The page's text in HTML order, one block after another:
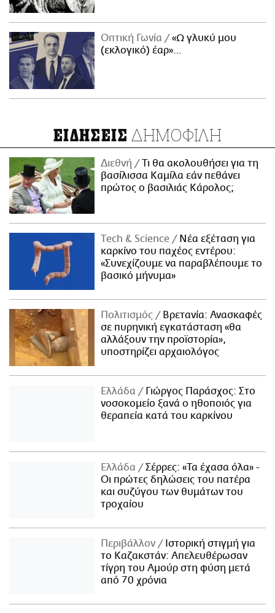
Οπτική Γωνία
«Ω γλυκύ μου
(εκλογικό) έαρ»…
ΕΙΔΗΣΕΙΣ ΔΗΜΟΦΙΛΗ
Διεθνή
Τι θα ακολουθήσει για τη
βασίλισσα Καμίλα εάν πεθάνει
πρώτος ο βασιλιάς Κάρολος;
Τech & Science
Νέα εξέταση για
καρκίνο του παχέος εντέρου:
«Συνεχίζουμε να παραβλέπουμε το
βασικό μήνυμα»
Πολιτισμός
Βρετανία: Ανασκαφές
σε πυρηνική εγκατάσταση «θα
αλλάξουν την προϊστορία»,
υποστηρίζει αρχαιολόγος
Ελλάδα
Γιώργος Παράσχος: Στο
νοσοκομείο ξανά ο ηθοποιός για
θεραπεία κατά του καρκίνου
Ελλάδα
Σέρρες: «Τα έχασα όλα» -
Οι πρώτες δηλώσεις του πατέρα
και συζύγου των θυμάτων του
τροχαίου
Περιβάλλον
Ιστορική στιγμή για
το Καζακστάν: Απελευθέρωσαν
τίγρη του Αμούρ στη φύση μετά
από 70 χρόνια